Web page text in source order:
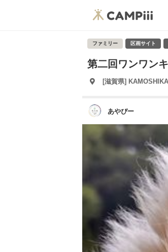
ファミリー 区画サイト
第二回ワンワンキ
[滋賀県]
あやぴー